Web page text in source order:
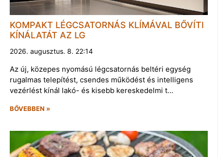
KOMPAKT LÉGCSATORNÁS KLÍMÁVAL BŐVÍTI
KÍNÁLATÁT AZ LG
2026. augusztus. 8. 22:14
Az új, közepes nyomású légcsatornás beltéri egység
rugalmas telepítést, csendes működést és intelligens
vezérlést kínál lakó- és kisebb kereskedelmi t…
BŐVEBBEN »